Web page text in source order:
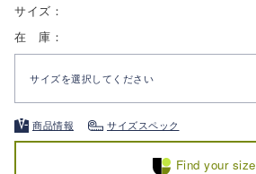
サイズ：
在 庫：
サイズを選択してください
商品情報 サイズスペック
Find your size